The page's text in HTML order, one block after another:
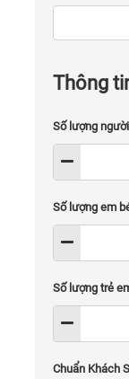
Thông
Số lượng
Số lượng em
Số lượng trẻ
Chuẩn Khách